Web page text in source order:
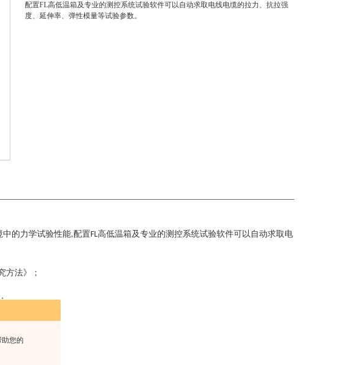
您的
配置FL高低温箱及专业的测控系统试验软件可以自动求取电线电缆的拉力、抗拉强
度、延伸率、弹性模量等试验参数。
中的力学试验性能,配置FL高低温箱及专业的测控系统试验软件可以自动求取 电
方法》
；